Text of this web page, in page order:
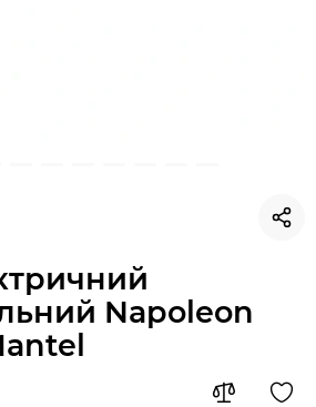
Napoleon